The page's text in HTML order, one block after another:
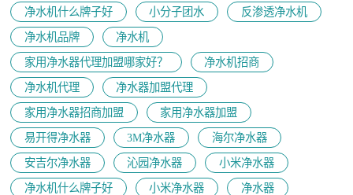
净水机什么牌子好
小分子团水
反渗透净水机
净水机品牌
净水机
家用净水器代理加盟哪家好？
净水机招商
净水机代理
净水器加盟代理
家用净水器招商加盟
家用净水器加盟
易开得净水器
3M净水器
海尔净水器
安吉尔净水器
沁园净水器
小米净水器
净水机什么牌子好
小米净水器
净水器